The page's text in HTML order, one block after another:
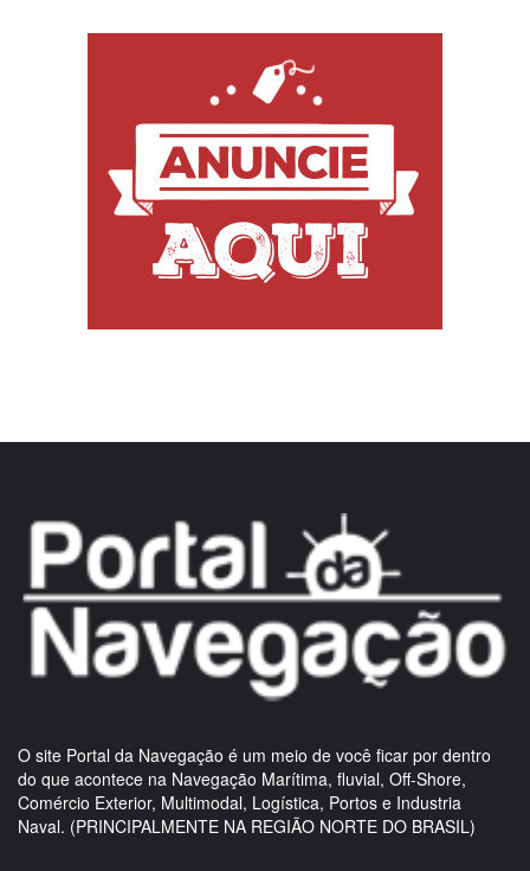
O site Portal da Navegação é um meio de você ficar por dentro
do que acontece na Navegação Marítima, fluvial, Off-Shore,
Comércio Exterior, Multimodal, Logística, Portos e Industria
Naval. (PRINCIPALMENTE NA REGIÃO NORTE DO BRASIL)